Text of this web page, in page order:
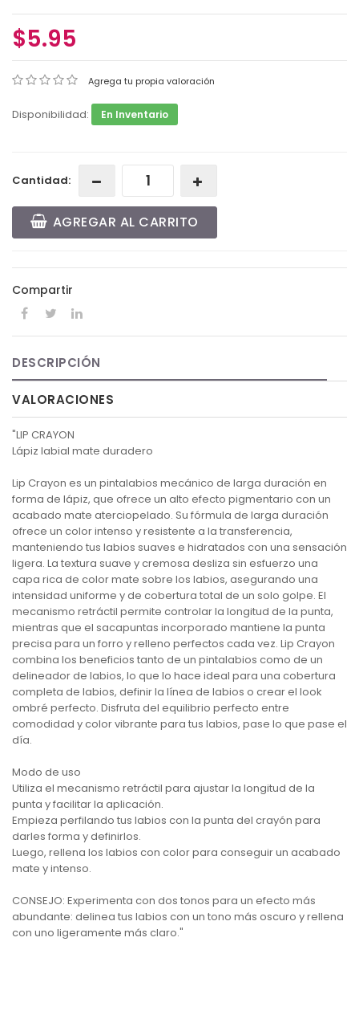
$5.95
Agrega tu propia valoración
Disponibilidad: En Inventario
Cantidad:
AGREGAR AL CARRITO
Compartir
DESCRIPCIÓN
VALORACIONES
"LIP CRAYON
Lápiz labial mate duradero
Lip Crayon es un pintalabios mecánico de larga duración en
forma de lápiz, que ofrece un alto efecto pigmentario con un
acabado mate aterciopelado. Su fórmula de larga duración
ofrece un color intenso y resistente a la transferencia,
manteniendo tus labios suaves e hidratados con una sensación
ligera. La textura suave y cremosa desliza sin esfuerzo una
capa rica de color mate sobre los labios, asegurando una
intensidad uniforme y de cobertura total de un solo golpe. El
mecanismo retráctil permite controlar la longitud de la punta,
mientras que el sacapuntas incorporado mantiene la punta
precisa para un forro y relleno perfectos cada vez. Lip Crayon
combina los beneficios tanto de un pintalabios como de un
delineador de labios, lo que lo hace ideal para una cobertura
completa de labios, definir la línea de labios o crear el look
ombré perfecto. Disfruta del equilibrio perfecto entre
comodidad y color vibrante para tus labios, pase lo que pase el
día.
Modo de uso
Utiliza el mecanismo retráctil para ajustar la longitud de la
punta y facilitar la aplicación.
Empieza perfilando tus labios con la punta del crayón para
darles forma y definirlos.
Luego, rellena los labios con color para conseguir un acabado
mate y intenso.
CONSEJO: Experimenta con dos tonos para un efecto más
abundante: delinea tus labios con un tono más oscuro y rellena
con uno ligeramente más claro."